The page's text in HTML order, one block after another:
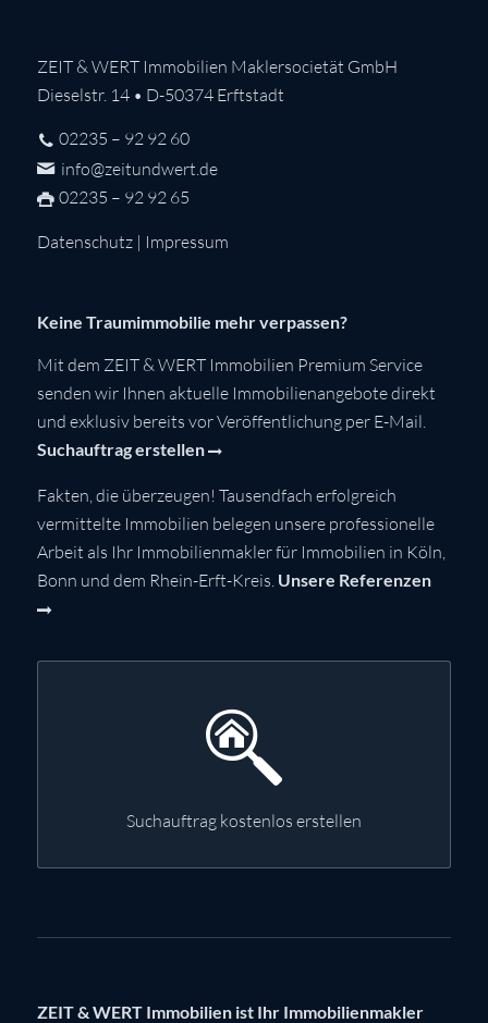
ZEIT & WERT Immobilien Maklersocietät GmbH
Dieselstr. 14 • D-50374 Erftstadt
02235 – 92 92 60
info@zeitundwert.de
02235 – 92 92 65
Datenschutz| Impressum
Keine Traumimmobilie mehr verpassen?
Mit dem ZEIT & WERT Immobilien Premium Service
senden wir Ihnen aktuelle Immobilienangebote direkt
und exklusiv bereits vor Veröffentlichung per E-Mail.
Suchauftrag erstellen
Fakten, die überzeugen! Tausendfach erfolgreich
vermittelte Immobilien belegen unsere professionelle
Arbeit als Ihr Immobilienmakler für Immobilien in Köln,
Bonn und dem Rhein-Erft-Kreis. Unsere Referenzen
Suchauftrag kostenlos erstellen
ZEIT & WERT Immobilien ist Ihr Immobilienmakler